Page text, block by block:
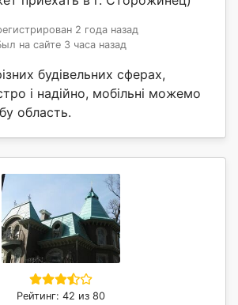
2 года назад
на сайте 3 часа назад
будівельних сферах,
і надійно, мобільні можемо
область.
Рейтинг: 42 из 80